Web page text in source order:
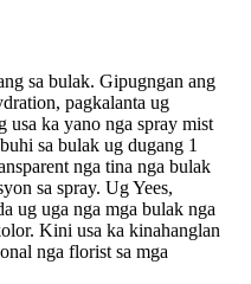
sa bulak. Gipugngan ang
pagkalanta ug
usa ka yano nga spray mist
sa bulak ug dugang 1
nga tina nga bulak
sa spray. Ug Yees,
ug uga nga mga bulak nga
Kini usa ka kinahanglan
nga florist sa mga